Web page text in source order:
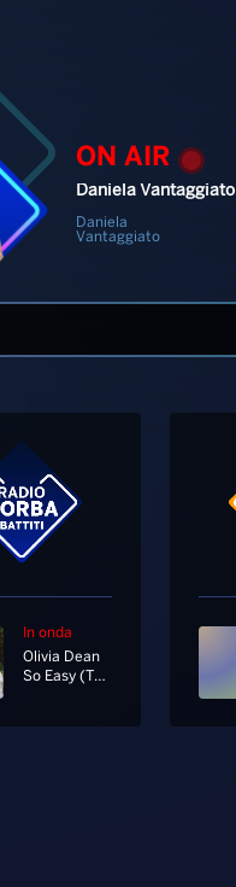
ON AIR
Daniela Vantaggiato
Daniela
Vantaggiato
In onda
Olivia Dean
So Easy (To Fall In Love)